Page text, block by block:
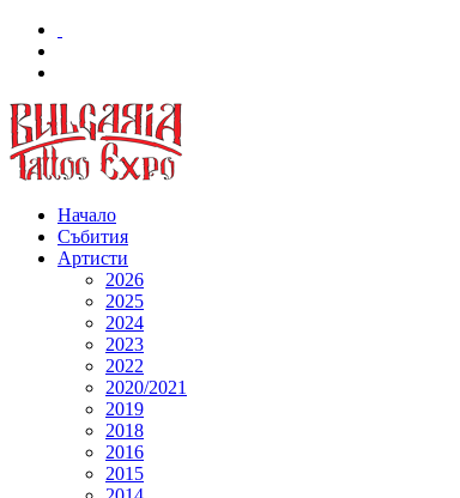
Начало
Събития
Артисти
2026
2025
2024
2023
2022
2020/2021
2019
2018
2016
2015